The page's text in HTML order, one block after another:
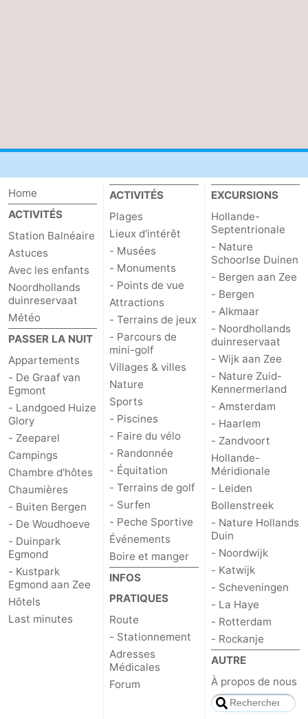
Home
ACTIVITÉS
Station Balnéaire
Astuces
Avec les enfants
Noordhollands
duinreservaat
Météo
PASSER LA NUIT
Appartements
- De Graaf van
Egmont
- Landgoed Huize
Glory
- Zeeparel
Campings
Chambre d'hôtes
Chaumières
- Buiten Bergen
- De Woudhoeve
- Duinpark
Egmond
- Kustpark
Egmond aan Zee
Hôtels
Last minutes
ACTIVITÉS
Plages
Lieux d'intérêt
- Musées
- Monuments
- Points de vue
Attractions
- Terrains de jeux
- Parcours de
mini-golf
Villages & villes
Nature
Sports
- Piscines
- Faire du vélo
- Randonnée
- Équitation
- Terrains de golf
- Surfen
- Peche Sportive
Événements
Boire et manger
INFOS
PRATIQUES
Route
- Stationnement
Adresses
Médicales
Forum
EXCURSIONS
Hollande-
Septentrionale
- Nature
Schoorlse Duinen
- Bergen aan Zee
- Bergen
- Alkmaar
- Noordhollands
duinreservaat
- Wijk aan Zee
- Nature Zuid-
Kennermerland
- Amsterdam
- Haarlem
- Zandvoort
Hollande-
Méridionale
- Leiden
Bollenstreek
- Nature Hollands
Duin
- Noordwijk
- Katwijk
- Scheveningen
- La Haye
- Rotterdam
- Rockanje
AUTRE
À propos de nous